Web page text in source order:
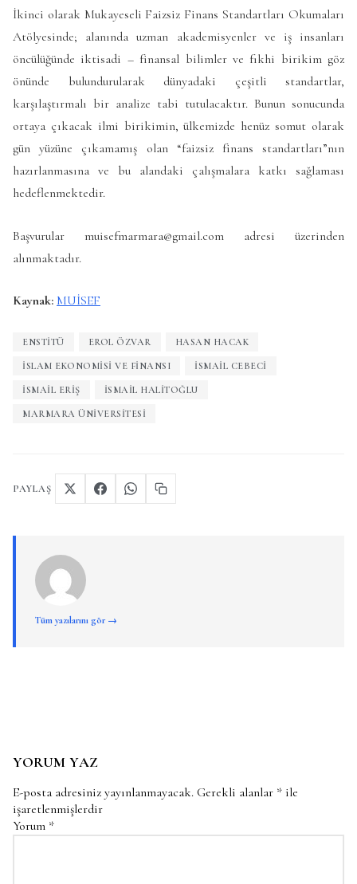
İkinci olarak Mukayeseli Faizsiz Finans Standartları Okumaları
Atölyesinde; alanında uzman akademisyenler ve iş insanları
öncülüğünde iktisadi – finansal bilimler ve fıkhi birikim göz
önünde bulundurularak dünyadaki çeşitli standartlar,
karşılaştırmalı bir analize tabi tutulacaktır. Bunun sonucunda
ortaya çıkacak ilmi birikimin, ülkemizde henüz somut olarak
gün yüzüne çıkamamış olan “faizsiz finans standartları”nın
hazırlanmasına ve bu alandaki çalışmalara katkı sağlaması
hedeflenmektedir.
Başvurular muisefmarmara@gmail.com adresi üzerinden
alınmaktadır.
Kaynak: MUİSEF
ENSTITÜ EROL ÖZVAR HASAN HACAK
İSLAM EKONOMISI VE FINANSI İSMAIL CEBECI
İSMAIL ERIŞ İSMAIL HALITOĞLU
MARMARA ÜNIVERSITESI
PAYLAŞ
Tüm yazılarını gör →
YORUM YAZ
E-posta adresiniz yayınlanmayacak. Gerekli alanlar * ile
işaretlenmişlerdir
Yorum *